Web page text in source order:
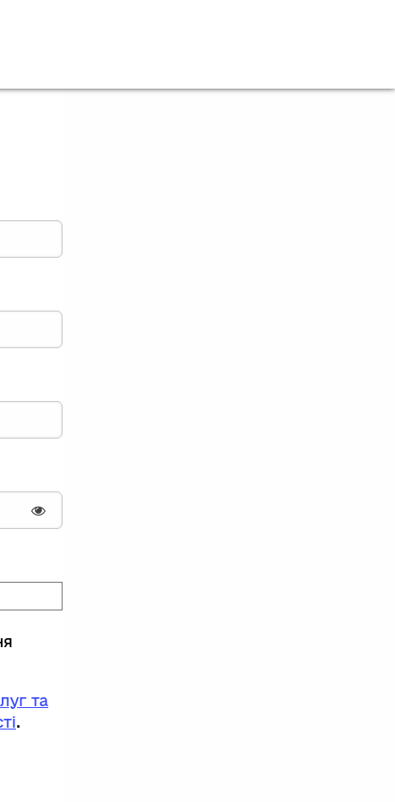
Показати пароль
та
.